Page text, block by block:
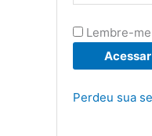
Lembre-me
Acessar
Perdeu sua